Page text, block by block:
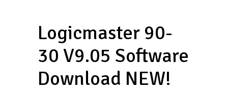
Logicmaster 90-
30 V9.05 Software
Download NEW!